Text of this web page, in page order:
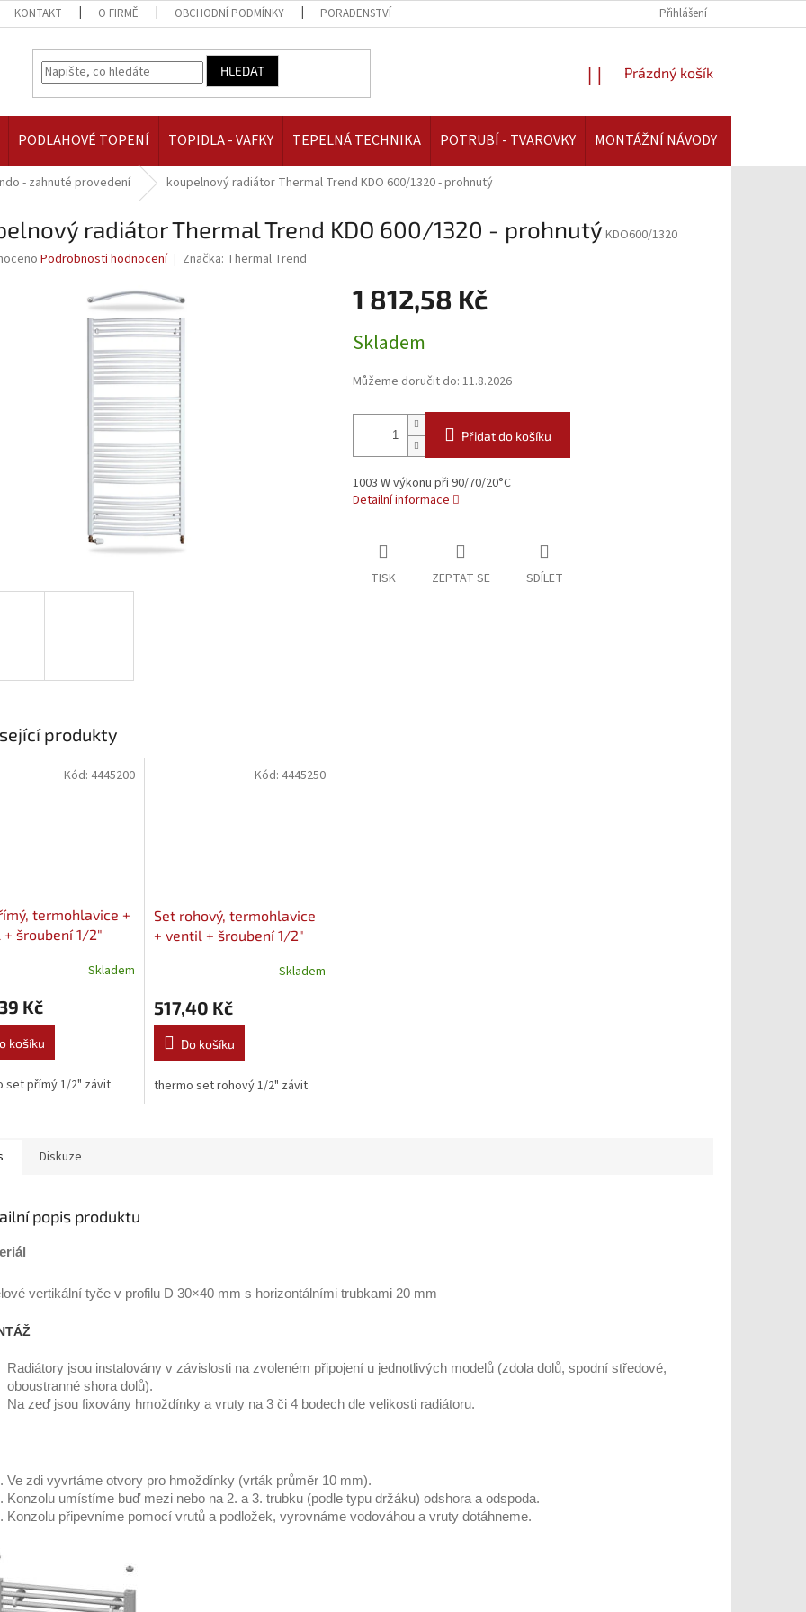
KONTAKT O FIRMĚ OBCHODNÍ PODMÍNKY PORADENSTVÍ PLATBA A DOPRAVA |
Přihlášení
HLEDAT
NÁKUPNÍ
Prázdný košík
PODLAHOVÉ TOPENÍ TOPIDLA - VAFKY TEPELNÁ TECHNIKA POTRUBÍ - TVAROVKY MONTÁŽNÍ NÁVODY
- zahnuté provedení koupelnový radiátor Thermal Trend KDO 600/1320 - prohnutý
radiátor Thermal Trend KDO 600/1320 - prohnutý KDO600/1320
Podrobnosti hodnocení Značka: Thermal Trend
1 812,58 Kč
cena:
Skladem
Můžeme doručit do: 11.8.2026
Přidat do košíku
1003 W výkonu při 90/70/20°C
Detailní informace
TISK ZEPTAT SE SDÍLET
produkty
termohlavice +
šroubení 1/2"
Skladem
Kč
košíku
set přímý 1/2" závit
Kód: 4445200
Set rohový, termohlavice
+ ventil + šroubení 1/2"
Skladem
517,40 Kč
Do košíku
thermo set rohový 1/2" závit
Kód: 4445250
Diskuze
popis produktu
vertikální tyče v profilu D 30×40 mm s horizontálními trubkami 20 mm
Radiátory jsou instalovány v závislosti na zvoleném připojení u jednotlivých modelů (zdola dolů, spodní středové,
oboustranné shora dolů).
Na zeď jsou fixovány hmoždínky a vruty na 3 či 4 bodech dle velikosti radiátoru.
Ve zdi vyvrtáme otvory pro hmoždínky (vrták průměr 10 mm).
Konzolu umístíme buď mezi nebo na 2. a 3. trubku (podle typu držáku) odshora a odspoda.
Konzolu připevníme pomocí vrutů a podložek, vyrovnáme vodováhou a vruty dotáhneme.